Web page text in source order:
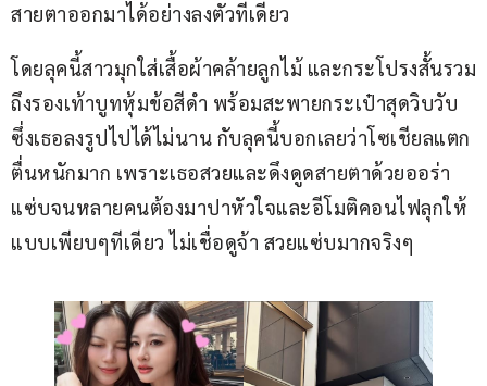
สายตาออกมาได้อย่างลงตัวทีเดียว
โดยลุคนี้สาวมุกใส่เสื้อผ้าคล้ายลูกไม้ และกระโปรงสั้นรวม
ถึงรองเท้าบูทหุ้มข้อสีดำ พร้อมสะพายกระเป๋าสุดวิบวับ
ซึ่งเธอลงรูปไปได้ไม่นาน กับลุคนี้บอกเลยว่าโซเชียลแตก
ตื่นหนักมาก เพราะเธอสวยและดึงดูดสายตาด้วยออร่า
แซ่บจนหลายคนต้องมาปาหัวใจและอีโมติคอนไฟลุกให้
แบบเพียบๆทีเดียว ไม่เชื่อดูจ้า สวยแซ่บมากจริงๆ